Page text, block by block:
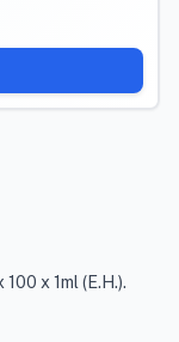
x 1ml (E.H.).